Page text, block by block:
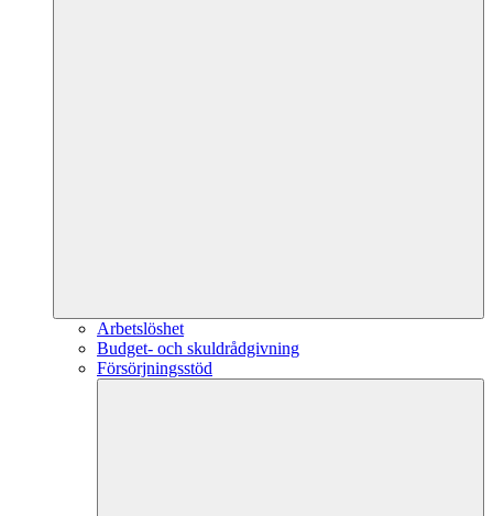
Arbetslöshet
Budget- och skuldrådgivning
Försörjningsstöd